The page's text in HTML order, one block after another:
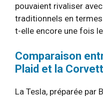
pouvaient rivaliser
traditionnels en
t-elle encore une fois
Comparaison
Plaid et la
La Tesla, préparée par